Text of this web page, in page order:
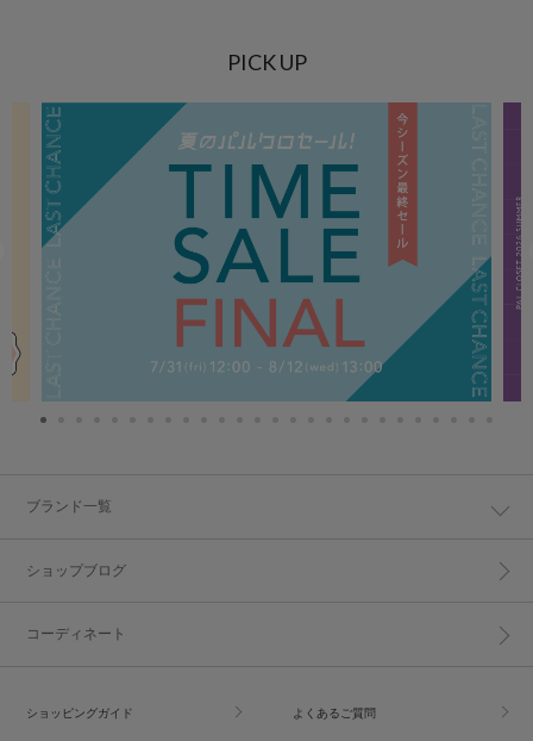
PICK UP
ブランド一覧
ショップブログ
コーディネート
ショッピングガイド よくあるご質問